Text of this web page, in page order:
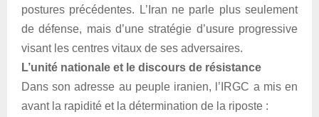
postures précédentes. L’Iran ne parle plus seulement
de défense, mais d’une stratégie d’usure progressive
visant les centres vitaux de ses adversaires.
L’unité nationale et le discours de résistance
Dans son adresse au peuple iranien, l’IRGC a mis en
avant la rapidité et la détermination de la riposte :